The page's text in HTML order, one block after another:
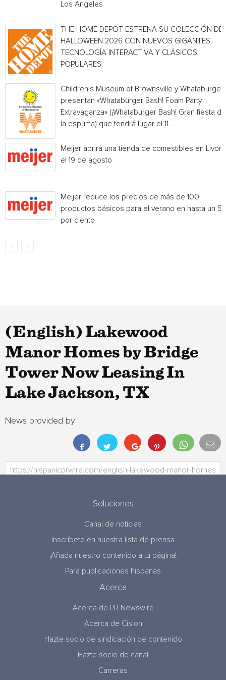
Los Angeles
THE HOME DEPOT ESTRENA SU COLECCIÓN DE
HALLOWEEN 2026 CON NUEVOS GIGANTES,
TECNOLOGÍA INTERACTIVA Y CLÁSICOS
POPULARES
Children’s Museum of Brownsville y Whataburger
presentan «Whataburger Bash! Foam Party
Extravaganza» (¡Whataburger Bash! Gran fiesta de
la espuma) que tendrá lugar el 11...
Meijer abrirá una tienda de comestibles en
el 19 de agosto
Meijer reduce los precios de más de 100
productos básicos para el verano en hasta un
por ciento
(English) Lakewood
Manor Homes by Bridge
Tower Now Leasing In
Lake Jackson, TX
News provided by:
Soluciones
Canal de noticias
Inscríbete en nuestra lista de prensa
¡Añada nuestro contenido a tu página!
Para publicaciones hispanas
Acerca
Acerca de PR Newswire
Acerca de Cision
Hazte socio de sindicación de contenido
Hazte socio de canal
Carreras